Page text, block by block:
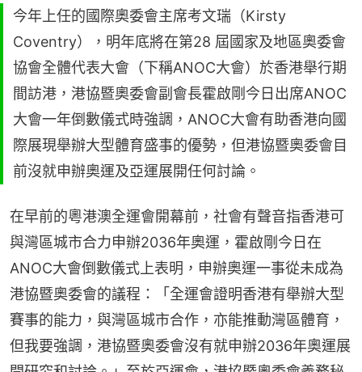
今年上任的國際奧委會主席考文瑞（Kirsty
Coventry），明年底將在第28 屆國家及地區奧委會
協會全體代表大會（下稱ANOC大會）於香港舉行期
間訪港，港協暨奧委會副會長霍啟剛今日出席ANOC
大會一年倒數儀式時強調，ANOC大會有助香港向國
際展現舉辦大型體育盛事的優勢，但港協暨奧委會目
前沒就申辦奧運及亞運展開任何討論。
在早前的粵港澳全運會開幕前，社會有聲音指香港可
與灣區城市合力申辦2036年奧運，霍啟剛今日在
ANOC大會倒數儀式上表明，申辦奧運一事從未成為
港協暨奧委會的議程：「全運會證明香港有舉辦大型
賽事的能力，與灣區城市合作，亦能推動灣區體育，
但我要強調，港協暨奧委會沒有就申辦2036年奧運展